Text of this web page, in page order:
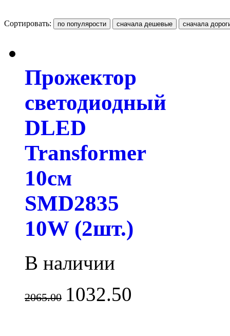
Сортировать:
Прожектор
светодиодный
DLED
Transformer
10см
SMD2835
10W (2шт.)
В наличии
2065.00 1032.50